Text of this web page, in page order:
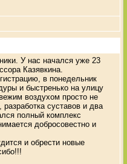
У нас начался уже 23
Казявкина.
в понедельник
и быстренько на улицу
воздухом просто не
суставов и два
полный комплекс
добросовестно и
и обрести новые